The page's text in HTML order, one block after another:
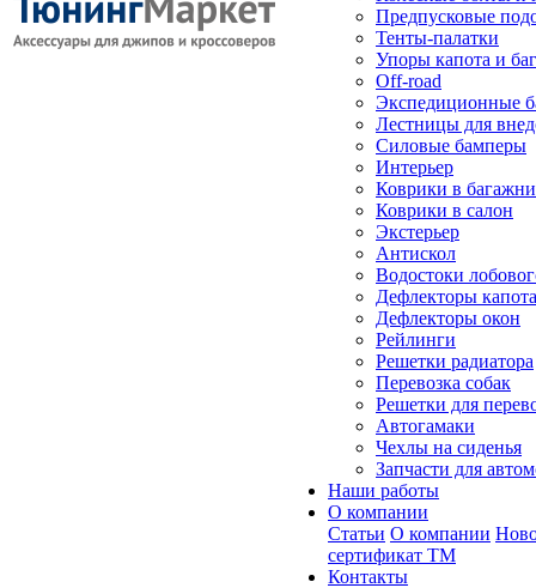
Предпусковые
Тенты-палатки
Упоры капота и
Off-road
Экспедиционные
Лестницы для
Силовые бамперы
Интерьер
Коврики в
Коврики в салон
Экстерьер
Антискол
Водостоки
Дефлекторы капота
Дефлекторы окон
Рейлинги
Решетки радиатора
Перевозка собак
Решетки для
Автогамаки
Чехлы на сиденья
Запчасти для
Наши работы
О компании
Статьи О компании
сертификат ТМ
Контакты